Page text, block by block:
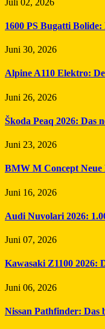
1600 PS Bugatti
Juni 30, 2026
Alpine A110 Elektro:
Juni 26, 2026
Škoda Peaq 2026: Das
Juni 23, 2026
BMW M Concept Neue
Juni 16, 2026
Audi Nuvolari 2026:
Juni 07, 2026
Kawasaki Z1100 2026:
Juni 06, 2026
Nissan Pathfinder: Das